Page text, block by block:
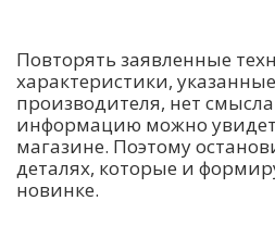
Повторять заявленные
характеристики,
производителя, нет
информацию можно
магазине. Поэтому
деталях, которые и
новинке.